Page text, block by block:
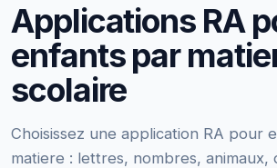
Applications RA
enfants par
scolaire
Choisissez une application RA pour
matiere : lettres, nombres, animaux,